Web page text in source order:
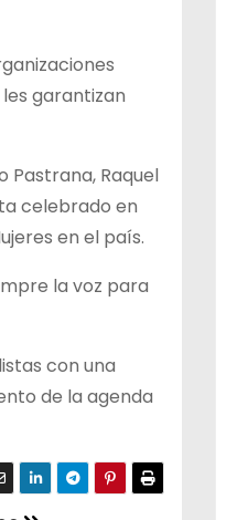
garantizan
Pastrana, Raquel
celebrado en
en el país.
la voz para
con una
de la agenda